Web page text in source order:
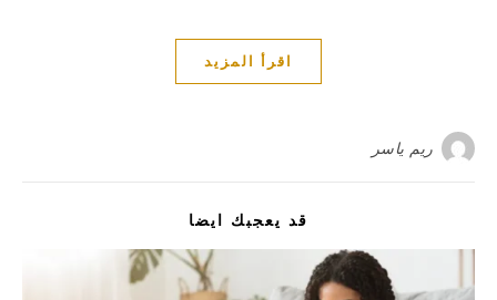
اقرأ المزيد
ريم ياسر
قد يعجبك ايضا